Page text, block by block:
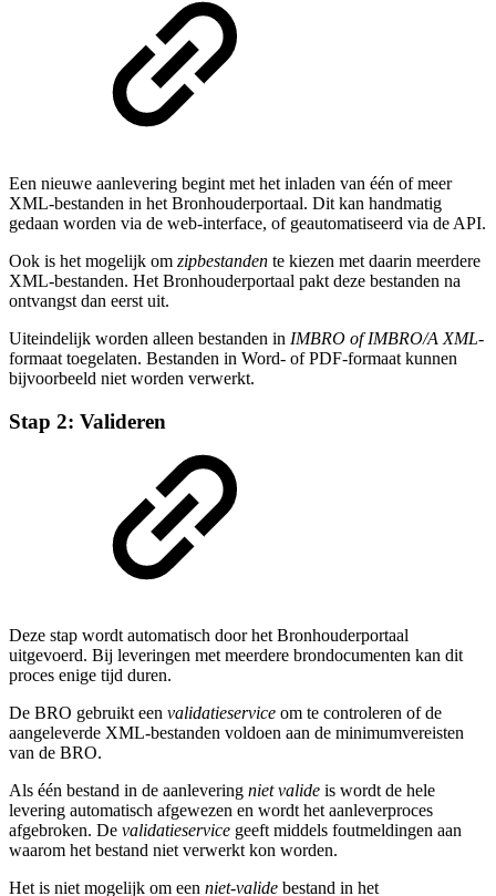
Een nieuwe aanlevering begint met het inladen van één of meer
XML-bestanden in het Bronhouderportaal. Dit kan handmatig
gedaan worden via de web-interface, of geautomatiseerd via de API.
Ook is het mogelijk om zipbestanden te kiezen met daarin meerdere
XML-bestanden. Het Bronhouderportaal pakt deze bestanden na
ontvangst dan eerst uit.
Uiteindelijk worden alleen bestanden in IMBRO of IMBRO/A XML-
formaat toegelaten. Bestanden in Word- of PDF-formaat kunnen
bijvoorbeeld niet worden verwerkt.
Stap 2: Valideren
Deze stap wordt automatisch door het Bronhouderportaal
uitgevoerd. Bij leveringen met meerdere brondocumenten kan dit
proces enige tijd duren.
De BRO gebruikt een validatieservice om te controleren of de
aangeleverde XML-bestanden voldoen aan de minimumvereisten
van de BRO.
Als één bestand in de aanlevering niet valide is wordt de hele
levering automatisch afgewezen en wordt het aanleverproces
afgebroken. De validatieservice geeft middels foutmeldingen aan
waarom het bestand niet verwerkt kon worden.
Het is niet mogelijk om een niet-valide bestand in het